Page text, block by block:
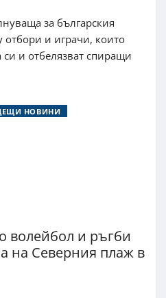
за българския
отбори и играчи, които
и отбелязват спиращи
НОВИНИ
волейбол и ръгби
на Северния плаж в